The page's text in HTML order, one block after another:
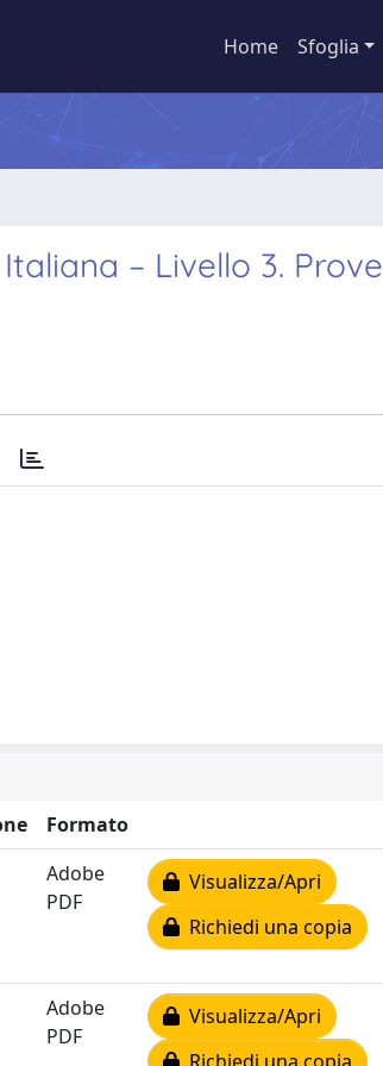
Home Sfoglia
– Livello 3. Prove
Formato
Adobe
PDF
Visualizza/Apri
Richiedi una copia
Adobe
PDF
Visualizza/Apri